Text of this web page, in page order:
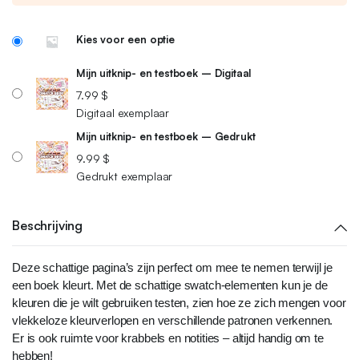
Kies voor een optie
Mijn uitknip- en testboek – Digitaal
7.99 $
Digitaal exemplaar
Mijn uitknip- en testboek – Gedrukt
9.99 $
Gedrukt exemplaar
Beschrijving
Deze schattige pagina’s zijn perfect om mee te nemen terwijl je
een boek kleurt. Met de schattige swatch-elementen kun je de
kleuren die je wilt gebruiken testen, zien hoe ze zich mengen voor
vlekkeloze kleurverlopen en verschillende patronen verkennen.
Er is ook ruimte voor krabbels en notities – altijd handig om te
hebben!